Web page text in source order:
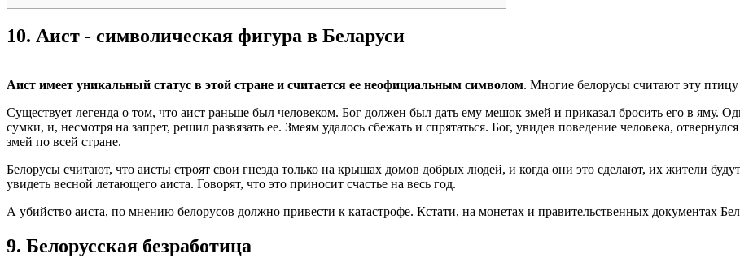
10. Аист - символическая фигура в Беларуси
Аист имеет уникальный статус в этой стране и считается ее неофициальным символом. Многие белорусы считают эту
Существует легенда о том, что аист раньше был человеком. Бог должен был дать ему мешок змей и приказал бросить его в яму.
сумки, и, несмотря на запрет, решил развязать ее. Змеям удалось сбежать и спрятаться. Бог, увидев поведение человека,
змей по всей стране.
Белорусы считают, что аисты строят свои гнезда только на крышах домов добрых людей, и когда они это сделают, их жители
увидеть весной летающего аиста. Говорят, что это приносит счастье на весь год.
А убийство аиста, по мнению белорусов должно привести к катастрофе. Кстати, на монетах и правительственных документах
9. Белорусская безработица